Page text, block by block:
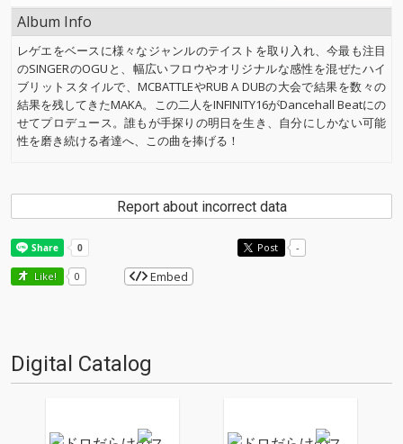
Album Info
レゲエをベースに様々なジャンルのテイストを取り入れ、今最も注目
のSINGERのOGUと、幅広いフロウやオリジナルな感性を混ぜたハイ
ブリットスタイルで、MCBATTLEやRUB A DUBの大会で結果を数々の
結果を残してきたMAKA。この二人をINFINITY16がDancehall Beatにの
せてプロデュース。誰もが手探りの明日を生き、自分にしかない可能
性を磨き続ける者達へ、この曲を捧げる！
Report about incorrect data
Post -
Like! 0 Embed
Digital Catalog